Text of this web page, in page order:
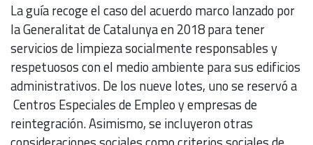
La guía recoge el caso del acuerdo marco lanzado por
la Generalitat de Catalunya en 2018 para tener
servicios de limpieza socialmente responsables y
respetuosos con el medio ambiente para sus edificios
administrativos. De los nueve lotes, uno se reservó a
Centros Especiales de Empleo y empresas de
reintegración. Asimismo, se incluyeron otras